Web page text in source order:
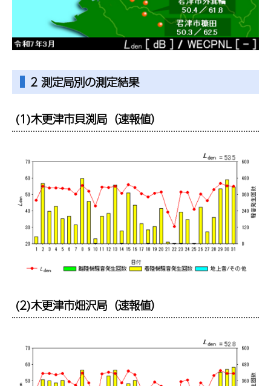
2 測定局別の測定結果
(1)木更津市貝渕局（速報値）
(2)木更津市畑沢局（速報値）